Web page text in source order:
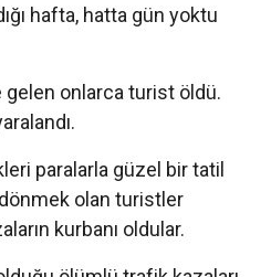
hafta, hatta gün yoktu
gelen onlarca turist öldü.
paralarla güzel bir tatil
olan turistler
kurbanı oldular.